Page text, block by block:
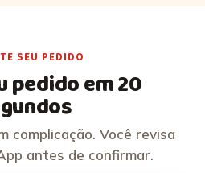
SEU PEDIDO
pedido em 20
complicação. Você revisa
antes de confirmar.